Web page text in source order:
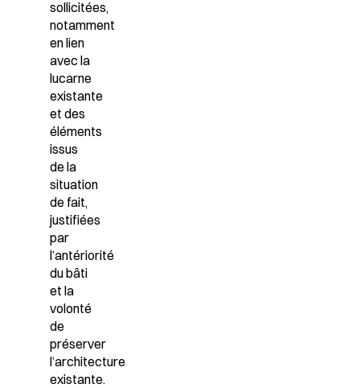
sollicitées,
notamment
en lien
avec la
lucarne
existante
et des
éléments
issus
de la
situation
de fait,
justifiées
par
l’antériorité
du bâti
et la
volonté
de
préserver
l’architecture
existante.